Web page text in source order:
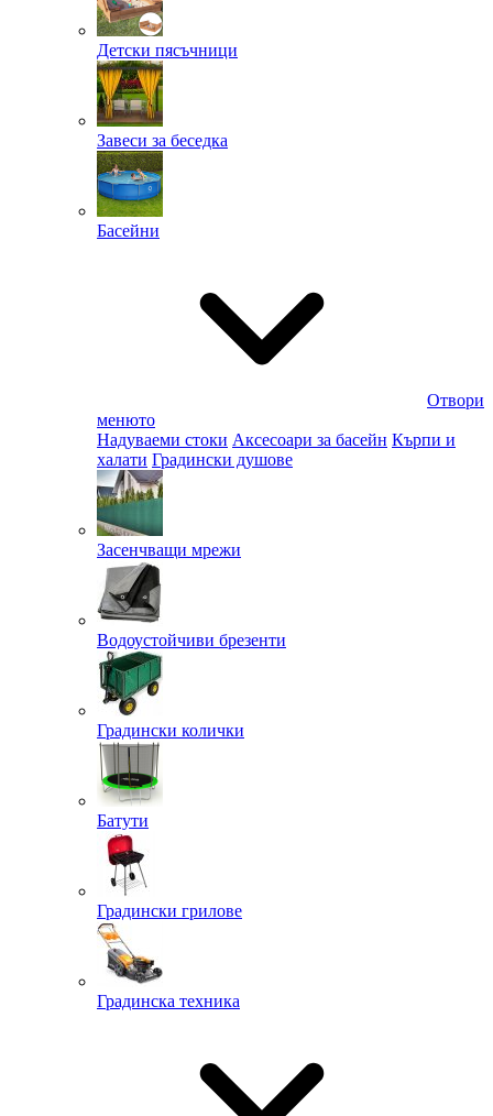
Детски пясъчници
Завеси за беседка
Басейни
Отвори
менюто
Надуваеми стоки Аксесоари за басейн Кърпи и
халати Градински душове
Засенчващи мрежи
Водоустойчиви брезенти
Градински колички
Батути
Градински грилове
Градинска техника